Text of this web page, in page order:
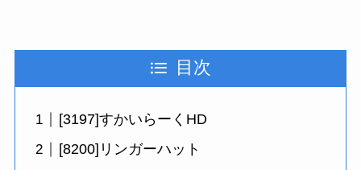
目次
[3197]すかいらーくHD
[8200]リンガーハット